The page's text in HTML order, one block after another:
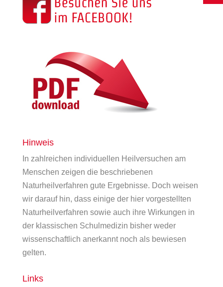
Hinweis
In zahlreichen individuellen Heilversuchen am
Menschen zeigen die beschriebenen
Naturheilverfahren gute Ergebnisse. Doch weisen
wir darauf hin, dass einige der hier vorgestellten
Naturheilverfahren sowie auch ihre Wirkungen in
der klassischen Schulmedizin bisher weder
wissenschaftlich anerkannt noch als bewiesen
gelten.
Links